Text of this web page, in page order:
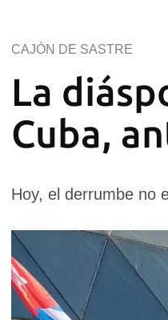
La
Cuba,
CAJÓN DE SASTRE
Hoy, el derrumbe no